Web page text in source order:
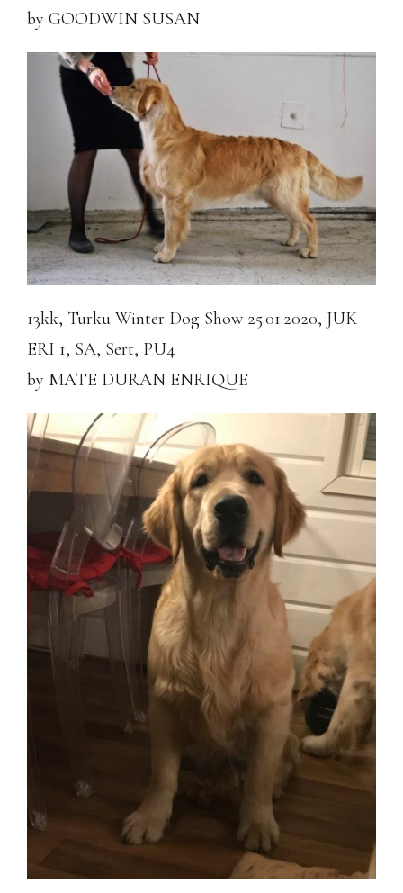
by GOODWIN SUSAN
13kk, Turku Winter Dog Show 25.01.2020, JUK
ERI 1, SA, Sert, PU4
by MATE DURAN ENRIQUE